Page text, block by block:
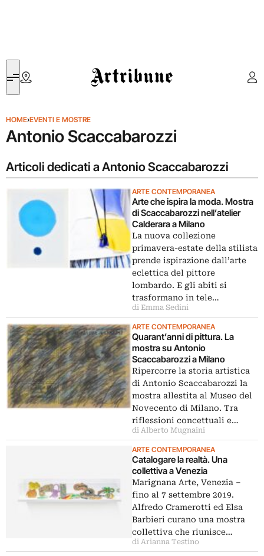
Artribune
HOME›EVENTI E MOSTRE
Antonio Scaccabarozzi
Articoli dedicati a Antonio Scaccabarozzi
ARTE CONTEMPORANEA
Arte che ispira la moda. Mostra
di Scaccabarozzi nell’atelier
Calderara a Milano
La nuova collezione
primavera-estate della stilista
prende ispirazione dall’arte
eclettica del pittore
lombardo. E gli abiti si
trasformano in tele…
di Emma Sedini
ARTE CONTEMPORANEA
Quarant’anni di pittura. La
mostra su Antonio
Scaccabarozzi a Milano
Ripercorre la storia artistica
di Antonio Scaccabarozzi la
mostra allestita al Museo del
Novecento di Milano. Tra
riflessioni concettuali e…
di Alberto Mugnaini
ARTE CONTEMPORANEA
Catalogare la realtà. Una
collettiva a Venezia
Marignana Arte, Venezia –
fino al 7 settembre 2019.
Alfredo Cramerotti ed Elsa
Barbieri curano una mostra
collettiva che riunisce…
di Arianna Testino